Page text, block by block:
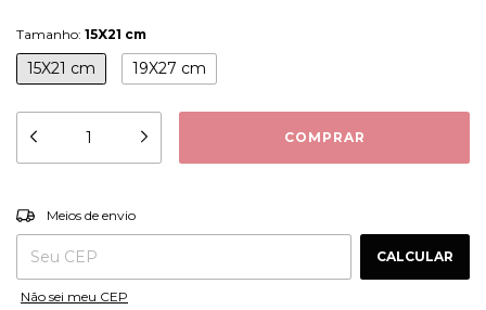
Tamanho: 15X21 cm
15X21 cm 19X27 cm
Entregas para o CEP:
Meios de envio
CALCULAR
Não sei meu CEP